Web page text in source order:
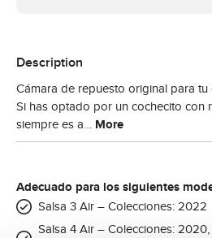
Description
Cámara de repuesto original para
Si has optado por un cochecito con
siempre es a… More
Adecuado para los siguientes
Salsa 3 Air – Colecciones: 2022
Salsa 4 Air – Colecciones: